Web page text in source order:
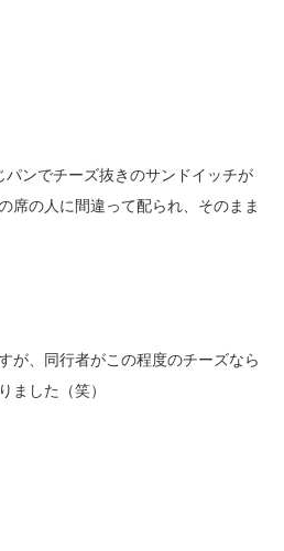
ンでチーズ抜きのサンドイッチが
席の人に間違って配られ、そのまま
が、同行者がこの程度のチーズなら
ました（笑）